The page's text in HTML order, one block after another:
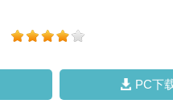
PC下